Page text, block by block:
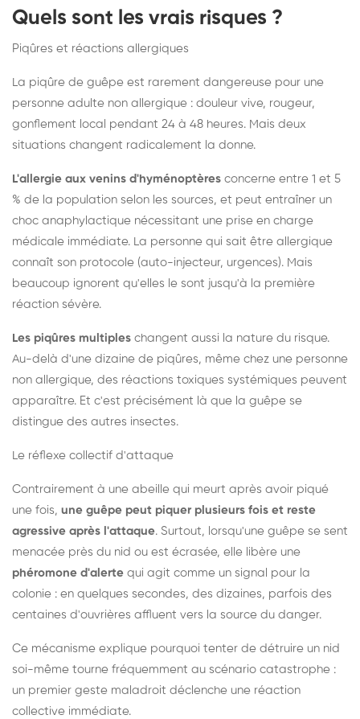
Quels sont les vrais risques ?
Piqûres et réactions allergiques
La piqûre de guêpe est rarement dangereuse pour une
personne adulte non allergique : douleur vive, rougeur,
gonflement local pendant 24 à 48 heures. Mais deux
situations changent radicalement la donne.
L'allergie aux venins d'hyménoptères concerne entre 1 et 5
% de la population selon les sources, et peut entraîner un
choc anaphylactique nécessitant une prise en charge
médicale immédiate. La personne qui sait être allergique
connaît son protocole (auto-injecteur, urgences). Mais
beaucoup ignorent qu'elles le sont jusqu'à la première
réaction sévère.
Les piqûres multiples changent aussi la nature du risque.
Au-delà d'une dizaine de piqûres, même chez une personne
non allergique, des réactions toxiques systémiques peuvent
apparaître. Et c'est précisément là que la guêpe se
distingue des autres insectes.
Le réflexe collectif d'attaque
Contrairement à une abeille qui meurt après avoir piqué
une fois, une guêpe peut piquer plusieurs fois et reste
agressive après l'attaque. Surtout, lorsqu'une guêpe se sent
menacée près du nid ou est écrasée, elle libère une
phéromone d'alerte qui agit comme un signal pour la
colonie : en quelques secondes, des dizaines, parfois des
centaines d'ouvrières affluent vers la source du danger.
Ce mécanisme explique pourquoi tenter de détruire un nid
soi-même tourne fréquemment au scénario catastrophe :
un premier geste maladroit déclenche une réaction
collective immédiate.